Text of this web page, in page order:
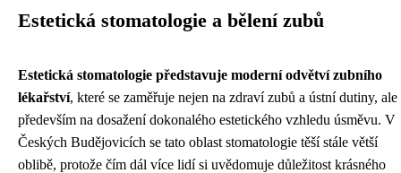
Estetická stomatologie a bělení zubů
Estetická stomatologie představuje moderní odvětví zubního
lékařství, které se zaměřuje nejen na zdraví zubů a ústní dutiny, ale
především na dosažení dokonalého estetického vzhledu úsměvu. V
Českých Budějovicích se tato oblast stomatologie těší stále větší
oblibě, protože čím dál více lidí si uvědomuje důležitost krásného